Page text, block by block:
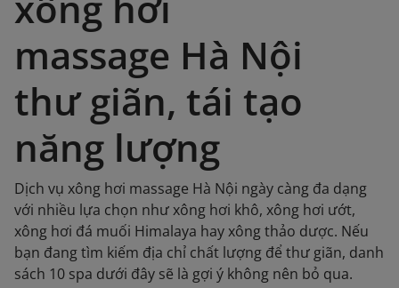
massage Hà Nội
thư giãn, tái tạo
năng lượng
Dịch vụ xông hơi massage Hà Nội ngày càng đa dạng
với nhiều lựa chọn như xông hơi khô, xông hơi ướt,
xông hơi đá muối Himalaya hay xông thảo dược. Nếu
bạn đang tìm kiếm địa chỉ chất lượng để thư giãn, danh
sách 10 spa dưới đây sẽ là gợi ý không nên bỏ qua.